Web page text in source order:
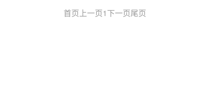
首页 上一页1下一页尾页